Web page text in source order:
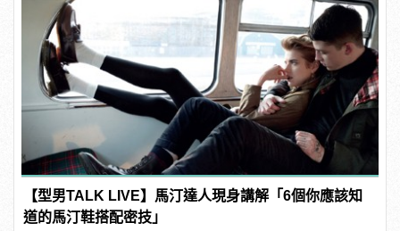
【型男TALK LIVE】馬汀達人現身講解「6個你應該知
道的馬汀鞋搭配密技」